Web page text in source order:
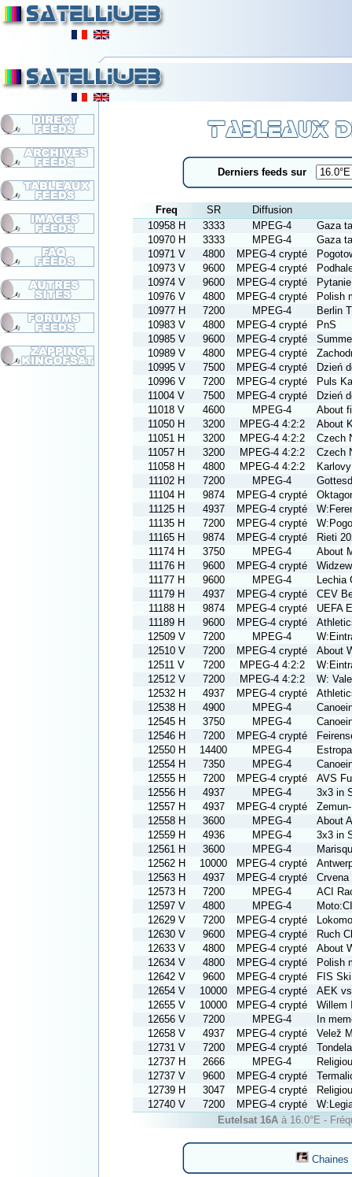
Derniers feeds sur
Freq SR
Diffusion
10958 H
3333 MPEG-4
Gaza
10970 H
3333 MPEG-4
Gaza
10971 V
4800 MPEG-4 crypté
10973 V
9600 MPEG-4 crypté
10974 V
9600 MPEG-4 crypté
10976 V
4800 MPEG-4 crypté
Polish
10977 H
7200 MPEG-4
Berlin
10983 V
4800 MPEG-4 crypté
PnS
10985 V
9600 MPEG-4 crypté
10989 V
4800 MPEG-4 crypté
10995 V
7500 MPEG-4 crypté
Dzień
10996 V
7200 MPEG-4 crypté
Puls
11004 V
7500 MPEG-4 crypté
Dzień
11018 V
4600 MPEG-4
About
11050 H
3200 MPEG-4 4:2:2
About
11051 H
3200 MPEG-4 4:2:2
Czech
11057 H
3200 MPEG-4 4:2:2
Czech
11058 H
4800 MPEG-4 4:2:2
11102 H
7200 MPEG-4
11104 H
9874 MPEG-4 crypté
11125 H
4937 MPEG-4 crypté
11135 H
7200 MPEG-4 crypté
11165 H
9874 MPEG-4 crypté
Rieti
11174 H
3750 MPEG-4
About
11176 H
9600 MPEG-4 crypté
11177 H
9600 MPEG-4
Lechia
11179 H
4937 MPEG-4 crypté
CEV
11188 H
9874 MPEG-4 crypté
UEFA
11189 H
9600 MPEG-4 crypté
12509 V
7200 MPEG-4
12510 V
7200 MPEG-4 crypté
About
12511 V
7200 MPEG-4 4:2:2
12512 V
7200 MPEG-4 4:2:2
W:
12532 H
4937 MPEG-4 crypté
12538 H
4900 MPEG-4
12545 H
3750 MPEG-4
12546 H
7200 MPEG-4 crypté
12550 H
14400 MPEG-4
12554 H
7350 MPEG-4
12555 H
7200 MPEG-4 crypté
AVS
12556 H
4937 MPEG-4
3x3 in
12557 H
4937 MPEG-4 crypté
12558 H
3600 MPEG-4
About
12559 H
4936 MPEG-4
3x3 in
12561 H
3600 MPEG-4
12562 H
10000 MPEG-4 crypté
12563 H
4937 MPEG-4 crypté
12573 H
7200 MPEG-4
ACI
12597 V
4800 MPEG-4
12629 V
7200 MPEG-4 crypté
12630 V
9600 MPEG-4 crypté
Ruch
12633 V
4800 MPEG-4 crypté
About
12634 V
4800 MPEG-4 crypté
Polish
12642 V
9600 MPEG-4 crypté
FIS
12654 V
10000 MPEG-4 crypté
AEK
12655 V
10000 MPEG-4 crypté
Willem
12656 V
7200 MPEG-4
In
12658 V
4937 MPEG-4 crypté
Velež
12731 V
7200 MPEG-4 crypté
12737 H
2666 MPEG-4
12737 V
9600 MPEG-4 crypté
12739 H
3047 MPEG-4 crypté
12740 V
7200 MPEG-4 crypté
Eutelsat 16Aà 16.0°E -